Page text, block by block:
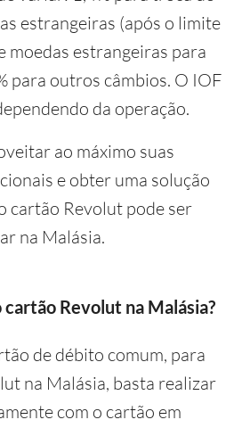
estrangeiras (após o limite
moedas estrangeiras para
para outros câmbios. O IOF
da operação.
ao máximo suas
e obter uma solução
cartão Revolut pode ser
na Malásia.
cartão Revolut na Malásia?
de débito comum, para
na Malásia, basta realizar
com o cartão em